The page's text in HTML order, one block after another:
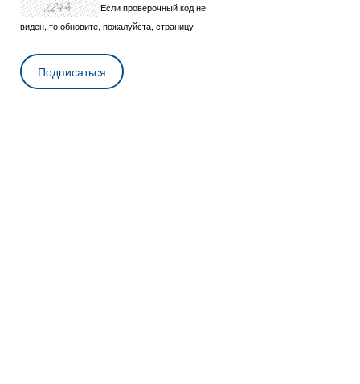
Если проверочный код не
виден, то обновите, пожалуйста, страницу